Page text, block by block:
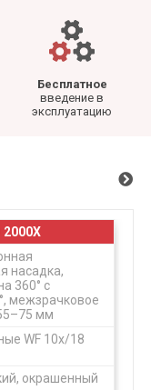
Бесплатное
введение в
эксплуатацию
насадка,
360° с
межзрачковое
мм
WF 10х/18
окрашенный